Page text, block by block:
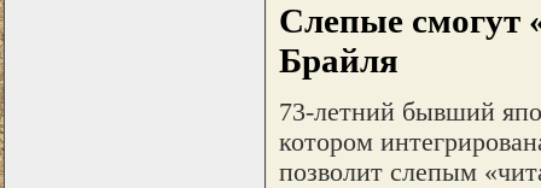
Слепые смогут
Брайля
73-летний бывший
котором
позволит слепым